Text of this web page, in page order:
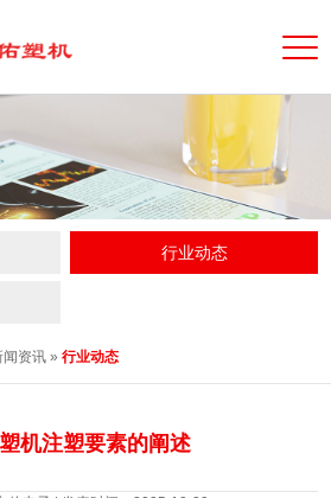
行业动态
闻资讯 »行业动态
机注塑要素的阐述